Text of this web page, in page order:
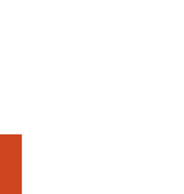
Email